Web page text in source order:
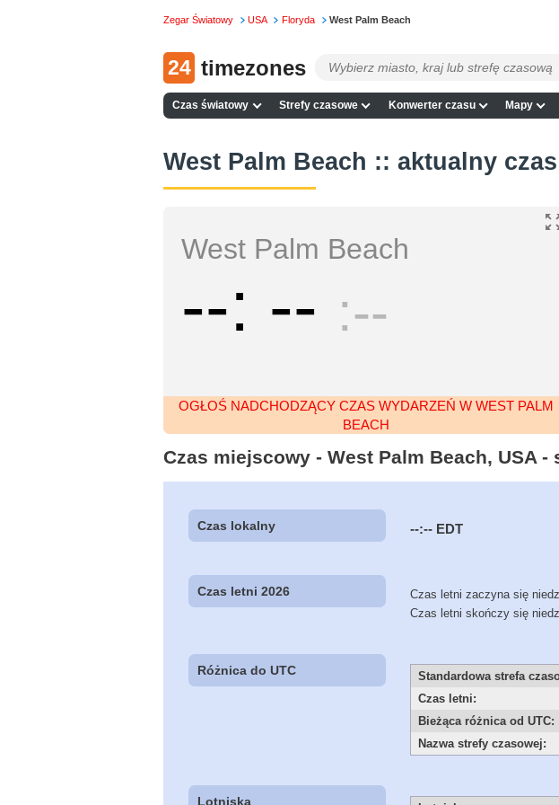
Zegar Światowy USA Floryda West Palm Beach
24 timezones
Czas światowy Strefy czasowe Konwerter czasu Mapy
West Palm Beach :: aktualny
West Palm Beach
-- -- --
OGŁOŚ NADCHODZĄCY CZAS WYDARZEŃ W WEST PALM
BEACH
Czas miejscowy - West Palm Beach, USA
Czas lokalny --:-- EDT
Czas letni 2026
Czas letni zaczyna się
Czas letni skończy się
Różnica do UTC Standardowa strefa
Czas letni:
Bieżąca różnica od UTC:
Nazwa strefy czasowej:
Lotniska